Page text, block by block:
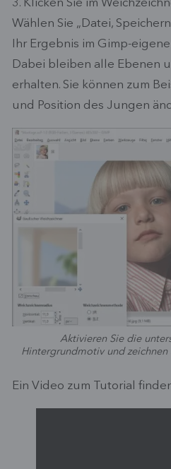
3. Klicken Sie im
Wählen Sie „Datei,
Ihr Ergebnis im Gimp-
Dabei bleiben alle Ebenen
erhalten. Sie können zum
und Position des Jungen
Aktivieren Sie die
Hintergrundmotiv und
Ein Video zum Tutorial